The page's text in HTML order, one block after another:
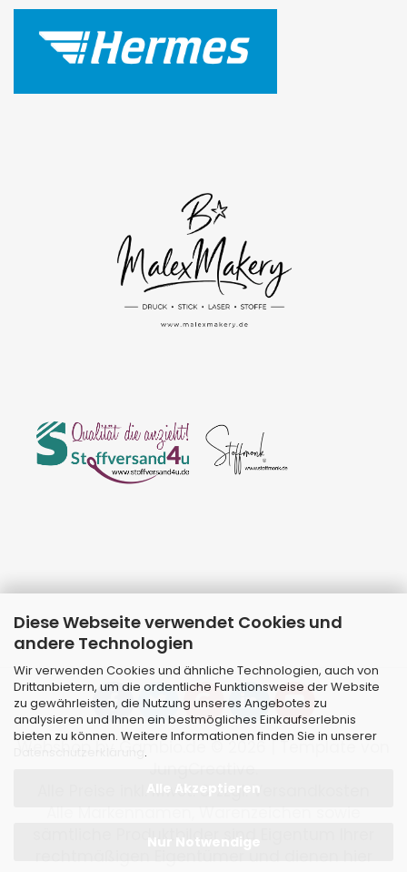
Diese Webseite verwendet Cookies und
andere Technologien
Wir verwenden Cookies und ähnliche Technologien, auch von
Drittanbietern, um die ordentliche Funktionsweise der Website
zu gewährleisten, die Nutzung unseres Angebotes zu
analysieren und Ihnen ein bestmögliches Einkaufserlebnis
bieten zu können. Weitere Informationen finden Sie in unserer
.
Alle Akzeptieren
Nur Notwendige
Webshopby Gambio.de © 2026 | Template von
Alle Preise inkl. MwSt. & zzgl. Versandkosten
sämtliche Produktbilder sind Eigentum Ihrer